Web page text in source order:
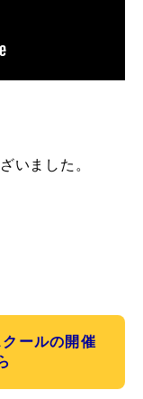
いました。
ールの開催